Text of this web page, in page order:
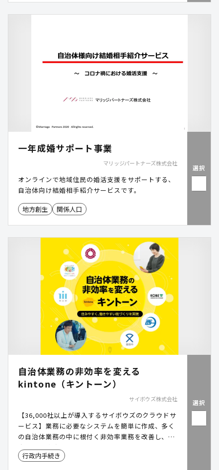
一年成婚サポート事業
マリッジパートナーズ株式会社
オンラインで地域住民の婚活支援をサポートする、
自治体向け結婚相手紹介サービスです。
地方創生 関係人口
選択
自治体業務の非効率を変える
kintone（キントーン）
サイボウズ株式会社
【36,000社以上が導入するサイボウズのクラウドサ
ービス】業務に必要なシステムを簡単に作成、多く
の自治体業務の中に根付く非効率業務を改善し、全
庁的な業務改革を実現します。
行政内手続き
選択